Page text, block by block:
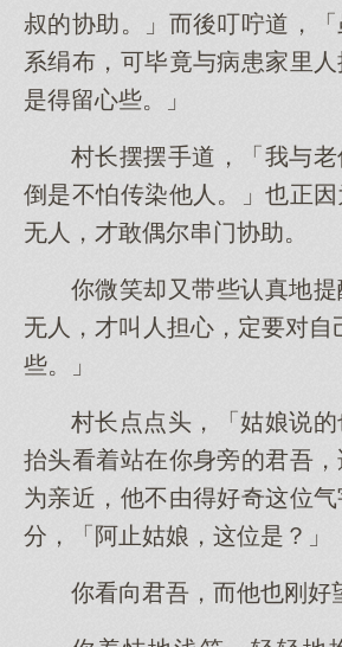
叔的协助。」而後叮咛道，
系绢布，可毕竟与病患家里
是得留心些。」
村长摆摆手道，「我与老
倒是不怕传染他人。」也正
无人，才敢偶尔串门协助。
你微笑却又带些认真地
无人，才叫人担心，定要对自
些。」
村长点点头，「姑娘说
抬头看着站在你身旁的君吾
为亲近，他不由得好奇这位
分，「阿止姑娘，这位是？」
你看向君吾，而他也刚好